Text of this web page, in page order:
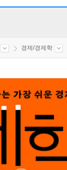
경제/경제학